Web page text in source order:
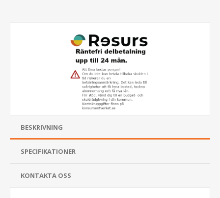
BESKRIVNING
SPECIFIKATIONER
KONTAKTA OSS